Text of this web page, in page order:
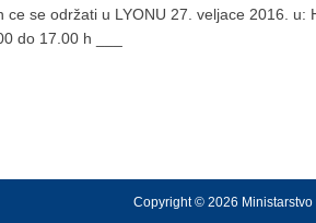
se održati u LYONU 27. veljace 2016.
do 17.00 h ___
Copyright © 2026